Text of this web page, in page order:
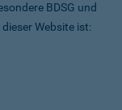
BDSG und
Website ist: